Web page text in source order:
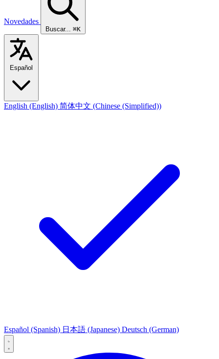
Novedades
Buscar... ⌘K
Español
English (English) 简体中文 (Chinese (Simplified))
Español (Spanish) 日本語 (Japanese) Deutsch (German)